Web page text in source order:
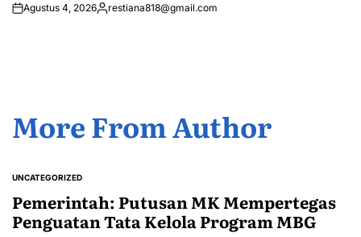
Agustus 4, 2026Posted
restiana818@gmail.com
More From Author
POSTED
UNCATEGORIZED
Pemerintah: Putusan MK Mempertegas
Penguatan Tata Kelola Program MBG